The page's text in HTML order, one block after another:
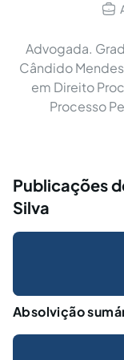
Advogada.
Cândido
em Direito
Processo
Publicações
Silva
Absolvição